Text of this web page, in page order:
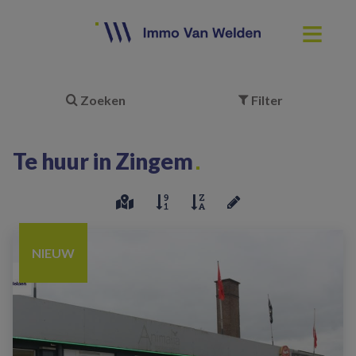
Zoeken Filter
Te huur in Zingem
NIEUW